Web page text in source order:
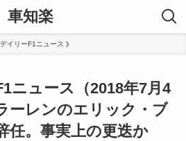
車知楽
デイリーF1ニュース
ニュース（2018年7月4
ーレンのエリック・ブ
任。事実上の更迭か